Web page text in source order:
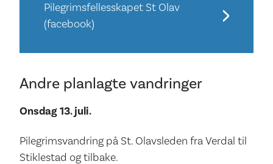
Pilegrimsfellesskapet St Olav
(facebook)
Andre planlagte vandringer
Onsdag 13. juli.
Pilegrimsvandring på St. Olavsleden fra Verdal til
Stiklestad og tilbake.